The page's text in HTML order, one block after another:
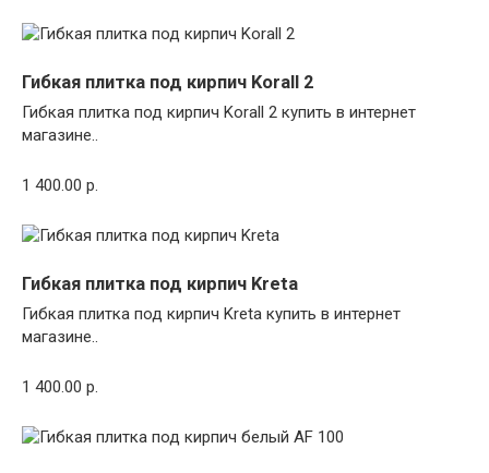
Гибкая плитка под кирпич Korall 2
Гибкая плитка под кирпич Korall 2 купить в интернет
магазине..
1 400.00 р.
Гибкая плитка под кирпич Kreta
Гибкая плитка под кирпич Kreta купить в интернет
магазине..
1 400.00 р.